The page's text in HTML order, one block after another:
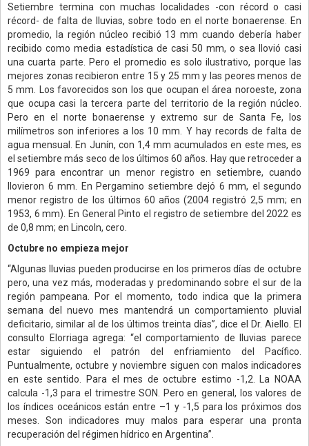
Setiembre termina con muchas localidades -con récord o casi
récord- de falta de lluvias, sobre todo en el norte bonaerense. En
promedio, la región núcleo recibió 13 mm cuando debería haber
recibido como media estadística de casi 50 mm, o sea llovió casi
una cuarta parte. Pero el promedio es solo ilustrativo, porque las
mejores zonas recibieron entre 15 y 25 mm y las peores menos de
5 mm. Los favorecidos son los que ocupan el área noroeste, zona
que ocupa casi la tercera parte del territorio de la región núcleo.
Pero en el norte bonaerense y extremo sur de Santa Fe, los
milímetros son inferiores a los 10 mm. Y hay records de falta de
agua mensual. En Junín, con 1,4 mm acumulados en este mes, es
el setiembre más seco de los últimos 60 años. Hay que retroceder a
1969 para encontrar un menor registro en setiembre, cuando
llovieron 6 mm. En Pergamino setiembre dejó 6 mm, el segundo
menor registro de los últimos 60 años (2004 registró 2,5 mm; en
1953, 6 mm). En General Pinto el registro de setiembre del 2022 es
de 0,8 mm; en Lincoln, cero.
Octubre no empieza mejor
“Algunas lluvias pueden producirse en los primeros días de octubre
pero, una vez más, moderadas y predominando sobre el sur de la
región pampeana. Por el momento, todo indica que la primera
semana del nuevo mes mantendrá un comportamiento pluvial
deficitario, similar al de los últimos treinta días”, dice el Dr. Aiello. El
consulto Elorriaga agrega: “el comportamiento de lluvias parece
estar siguiendo el patrón del enfriamiento del Pacífico.
Puntualmente, octubre y noviembre siguen con malos indicadores
en este sentido. Para el mes de octubre estimo -1,2. La NOAA
calcula -1,3 para el trimestre SON. Pero en general, los valores de
los índices oceánicos están entre –1 y -1,5 para los próximos dos
meses. Son indicadores muy malos para esperar una pronta
recuperación del régimen hídrico en Argentina”.